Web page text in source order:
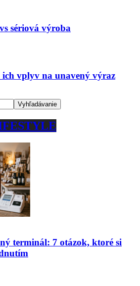
sériová výroba
ich vplyv na unavený výraz
terminál: 7 otázok, ktoré si